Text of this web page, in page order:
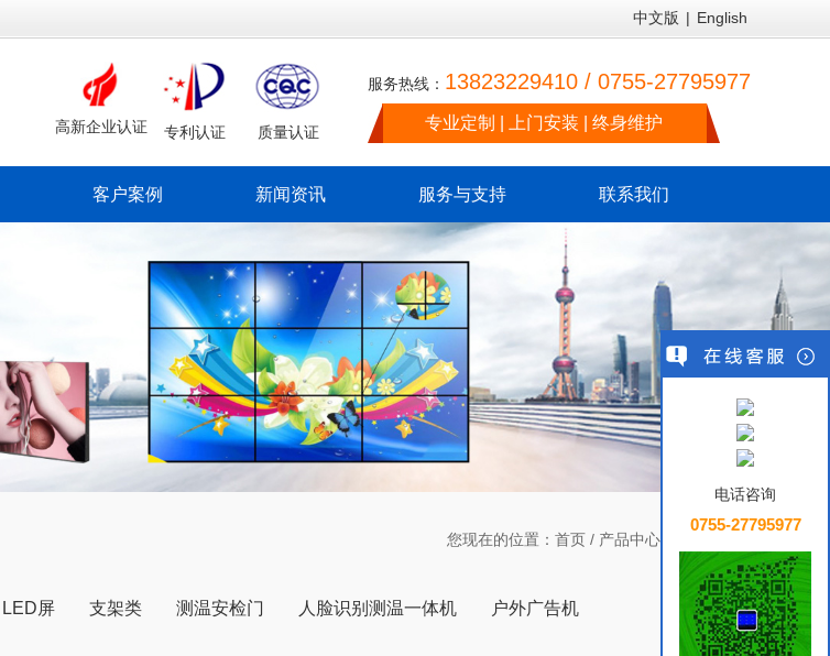
中文版 | English
高新企业认证 专利认证 质量认证
服务热线： 13823229410 / 0755-27795977
专业定制 | 上门安装 | 终身维护
客户案例 新闻资讯 服务与支持 联系我们
您现在的位置： 首页 / 产品中心
LED屏 支架类 测温安检门 人脸识别测温一体机 户外广告机
电话咨询
0755-27795977